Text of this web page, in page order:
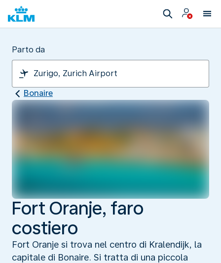
Parto da
Bonaire
Fort Oranje, faro
costiero
Fort Oranje si trova nel centro di Kralendijk, la
capitale di Bonaire. Si tratta di una piccola